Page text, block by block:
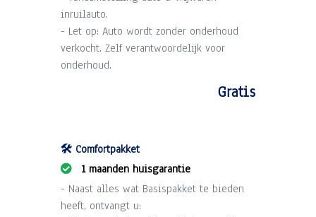
inruilauto.
- Let op: Auto wordt zonder onderhoud
verkocht. Zelf verantwoordelijk voor
onderhoud.
Gratis
🛠️ Comfortpakket
1 maanden huisgarantie
- Naast alles wat Basispakket te bieden
heeft, ontvangt u: